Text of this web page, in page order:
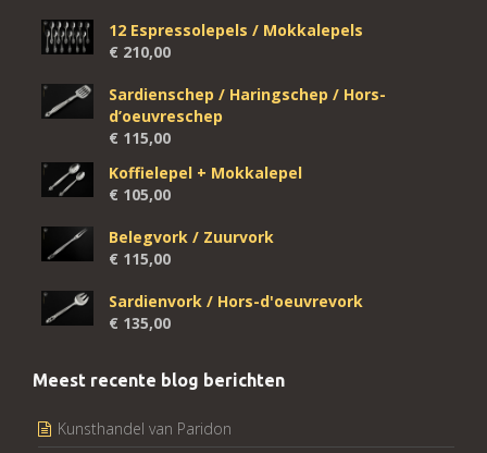
12 Espressolepels / Mokkalepels
€ 210,00
Sardienschep / Haringschep / Hors-
d’oeuvreschep
€ 115,00
Koffielepel + Mokkalepel
€ 105,00
Belegvork / Zuurvork
€ 115,00
Sardienvork / Hors-d'oeuvrevork
€ 135,00
Meest recente blog berichten
Kunsthandel van Paridon